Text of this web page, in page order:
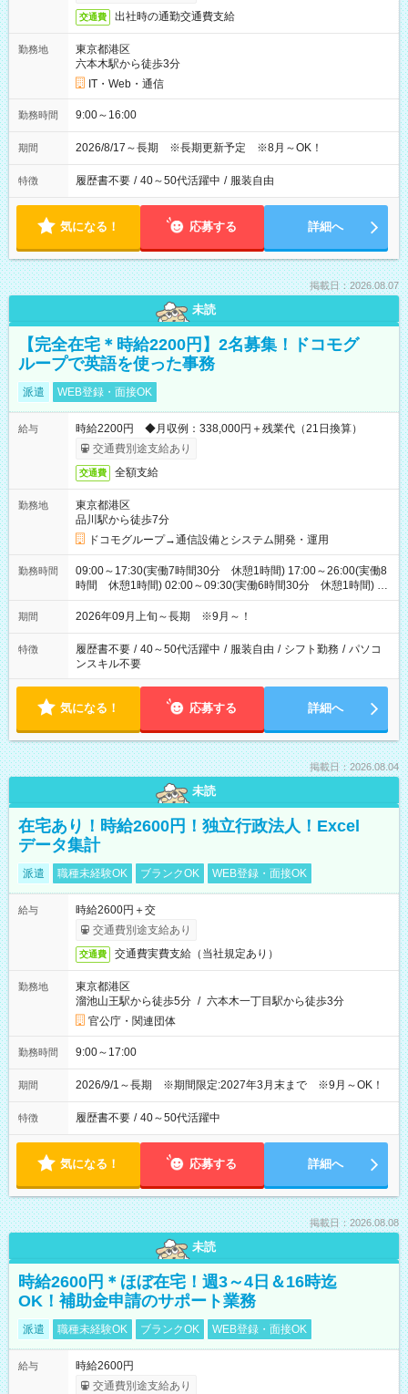
交通費 出社時の通勤交通費支給
勤務地
東京都港区
六本木駅から徒歩3分
IT・Web・通信
勤務時間 9:00～16:00
期間 2026/8/17～長期 ※長期更新予定 ※8月～OK！
特徴 履歴書不要 / 40～50代活躍中 / 服装自由
気になる！ 応募する 詳細へ
掲載日：2026.08.07
未読
【完全在宅＊時給2200円】2名募集！ドコモグ
ループで英語を使った事務
派遣 WEB登録・面接OK
給与
時給2200円 ◆月収例：338,000円＋残業代（21日換算）
交通費別途支給あり
交通費 全額支給
勤務地
東京都港区
品川駅から徒歩7分
ドコモグループ→通信設備とシステム開発・運用
勤務時間
09:00～17:30(実働7時間30分 休憩1時間) 17:00～26:00(実働8
時間 休憩1時間) 02:00～09:30(実働6時間30分 休憩1時間) ※
日勤は就業時間1/夜勤は就業時間2.3を連続で行って頂きます
期間 2026年09月上旬～長期 ※9月～！
特徴 履歴書不要 / 40～50代活躍中 / 服装自由 / シフト勤務 / パソコ
ンスキル不要
気になる！ 応募する 詳細へ
掲載日：2026.08.04
未読
在宅あり！時給2600円！独立行政法人！Excel
データ集計
派遣 職種未経験OK ブランクOK WEB登録・面接OK
給与
時給2600円＋交
交通費別途支給あり
交通費 交通費実費支給（当社規定あり）
勤務地
東京都港区
溜池山王駅から徒歩5分 / 六本木一丁目駅から徒歩3分
官公庁・関連団体
勤務時間 9:00～17:00
期間 2026/9/1～長期 ※期間限定:2027年3月末まで ※9月～OK！
特徴 履歴書不要 / 40～50代活躍中
気になる！ 応募する 詳細へ
掲載日：2026.08.08
未読
時給2600円＊ほぼ在宅！週3～4日＆16時迄
OK！補助金申請のサポート業務
派遣 職種未経験OK ブランクOK WEB登録・面接OK
給与
時給2600円
交通費別途支給あり